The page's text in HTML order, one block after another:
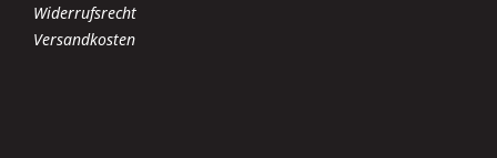
Widerrufsrecht
Versandkosten